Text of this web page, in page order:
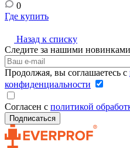
0
Где купить
Назад к списку
Следите за нашими новинками
Продолжая, вы соглашаетесь с
конфиденциальности
Согласен с политикой